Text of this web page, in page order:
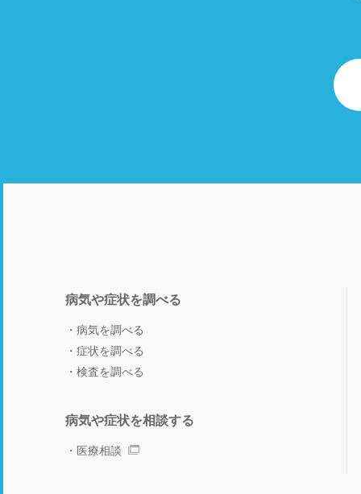
病気や症状を調べる
病気を調べる
症状を調べる
検査を調べる
病気や症状を相談する
医療相談